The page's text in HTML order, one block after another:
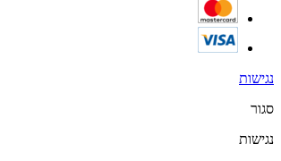
נגישות
סגור
נגישות